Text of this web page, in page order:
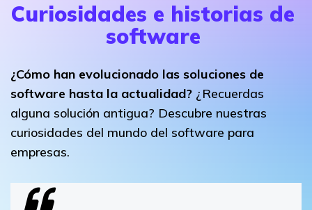
Curiosidades e historias de
software
¿Cómo han evolucionado las soluciones de
software hasta la actualidad? ¿Recuerdas
alguna solución antigua? Descubre nuestras
curiosidades del mundo del software para
empresas.